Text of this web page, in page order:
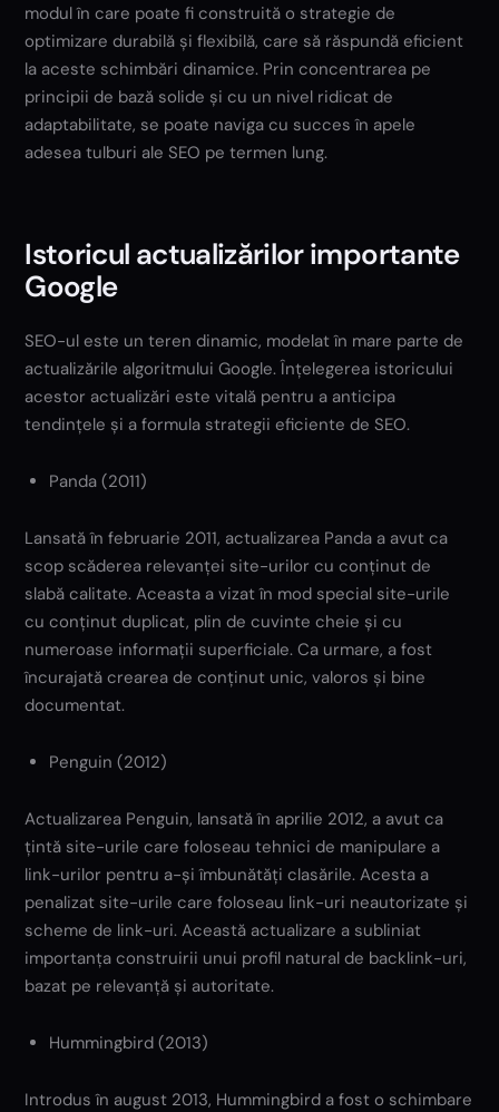
modul în care poate fi construită o strategie de
optimizare durabilă și flexibilă, care să răspundă eficient
la aceste schimbări dinamice. Prin concentrarea pe
principii de bază solide și cu un nivel ridicat de
adaptabilitate, se poate naviga cu succes în apele
adesea tulburi ale SEO pe termen lung.
Istoricul actualizărilor importante
Google
SEO-ul este un teren dinamic, modelat în mare parte de
actualizările algoritmului Google. Înțelegerea istoricului
acestor actualizări este vitală pentru a anticipa
tendințele și a formula strategii eficiente de SEO.
Panda (2011)
Lansată în februarie 2011, actualizarea Panda a avut ca
scop scăderea relevanței site-urilor cu conținut de
slabă calitate. Aceasta a vizat în mod special site-urile
cu conținut duplicat, plin de cuvinte cheie și cu
numeroase informații superficiale. Ca urmare, a fost
încurajată crearea de conținut unic, valoros și bine
documentat.
Penguin (2012)
Actualizarea Penguin, lansată în aprilie 2012, a avut ca
țintă site-urile care foloseau tehnici de manipulare a
link-urilor pentru a-și îmbunătăți clasările. Acesta a
penalizat site-urile care foloseau link-uri neautorizate și
scheme de link-uri. Această actualizare a subliniat
importanța construirii unui profil natural de backlink-uri,
bazat pe relevanță și autoritate.
Hummingbird (2013)
Introdus în august 2013, Hummingbird a fost o schimbare